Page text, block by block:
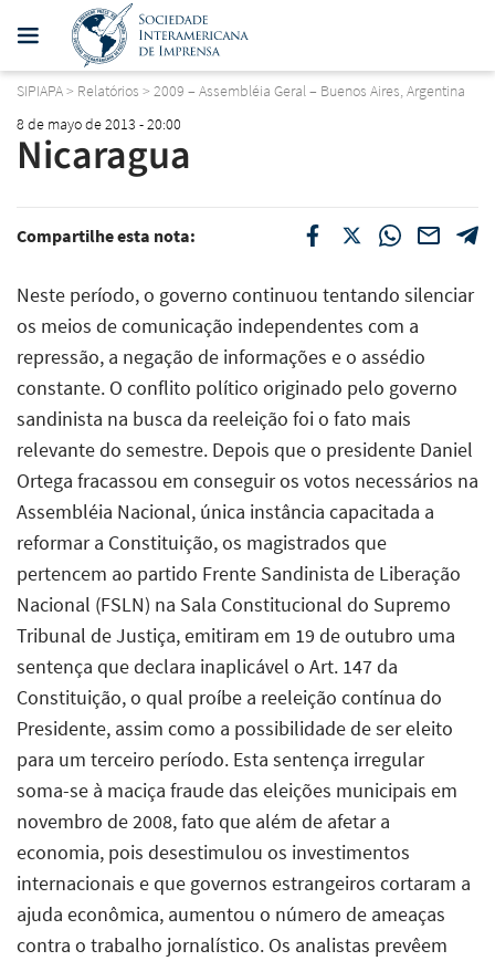
SIPIAPA> Relatórios > 2009 – Assembléia Geral – Buenos Aires, Argentina
8 de mayo de 2013 - 20:00
Nicaragua
Compartilhe esta nota:
Neste período, o governo continuou tentando silenciar
os meios de comunicação independentes com a
repressão, a negação de informações e o assédio
constante. O conflito político originado pelo governo
sandinista na busca da reeleição foi o fato mais
relevante do semestre. Depois que o presidente Daniel
Ortega fracassou em conseguir os votos necessários na
Assembléia Nacional, única instância capacitada a
reformar a Constituição, os magistrados que
pertencem ao partido Frente Sandinista de Liberação
Nacional (FSLN) na Sala Constitucional do Supremo
Tribunal de Justiça, emitiram em 19 de outubro uma
sentença que declara inaplicável o Art. 147 da
Constituição, o qual proíbe a reeleição contínua do
Presidente, assim como a possibilidade de ser eleito
para um terceiro período. Esta sentença irregular
soma-se à maciça fraude das eleições municipais em
novembro de 2008, fato que além de afetar a
economia, pois desestimulou os investimentos
internacionais e que governos estrangeiros cortaram a
ajuda econômica, aumentou o número de ameaças
contra o trabalho jornalístico. Os analistas prevêem